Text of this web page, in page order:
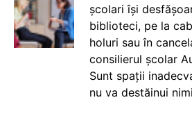
școlari își
biblioteci, pe la
holuri sau în
consilierul școlar
Sunt spații
nu va destăinui